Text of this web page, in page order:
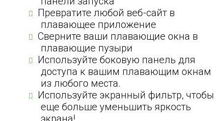
Превратите любой веб-сайт в
плавающее приложение
Сверните ваши плавающие окна в
плавающие пузыри
Используйте боковую панель для
доступа к вашим плавающим окнам
из любого места.
Используйте экранный фильтр, чтобы
еще больше уменьшить яркость
экрана!